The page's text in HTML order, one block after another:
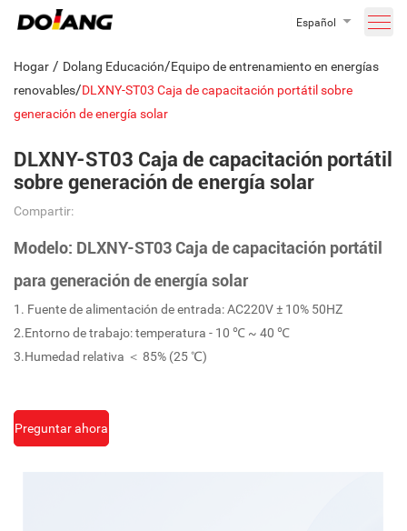
Español
Hogar / Dolang Educación/Equipo de entrenamiento en energías
renovables/DLXNY-ST03 Caja de capacitación portátil sobre
generación de energía solar
DLXNY-ST03 Caja de capacitación portátil
sobre generación de energía solar
Compartir:
Modelo: DLXNY-ST03 Caja de capacitación portátil
para generación de energía solar
1. Fuente de alimentación de entrada: AC220V ± 10% 50HZ
2.Entorno de trabajo: temperatura - 10 ℃ ~ 40 ℃
3.Humedad relativa ＜ 85% (25 ℃)
Preguntar ahora